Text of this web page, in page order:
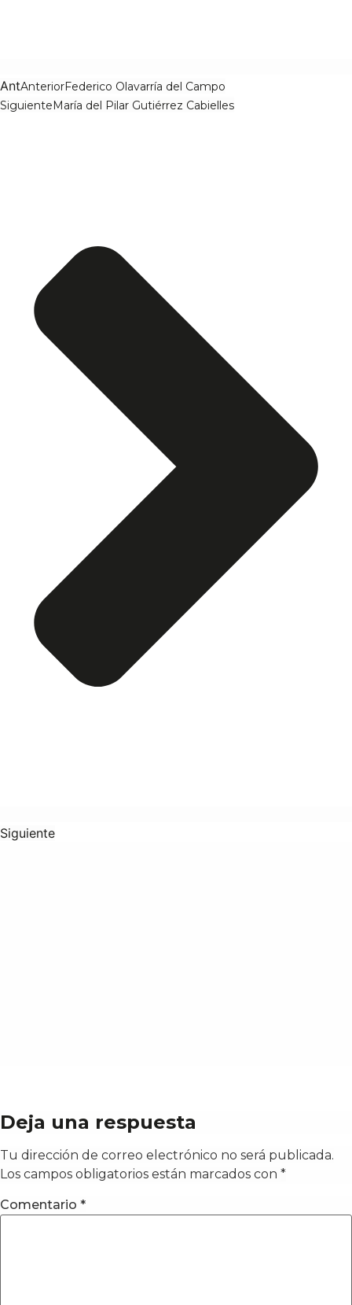
AntAnteriorFederico Olavarría del Campo
SiguienteMaría del Pilar Gutiérrez Cabielles
Siguiente
Deja una respuesta
Tu dirección de correo electrónico no será publicada.
Los campos obligatorios están marcados con *
Comentario *